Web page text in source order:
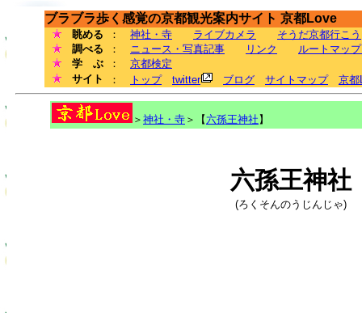
ブラブラ歩く感覚の京都観光案内サイト 京都Love
眺める ： 神社・寺 ライブカメラ
そうだ京都行こう
調べる
： ニュース・写真記事 リンク
ルートマッ
学 ぶ
： 京都検定
サイト
： トップ twitter ブログ サイトマップ 京都
＞ 神社・寺 ＞【六孫王神社 】
六孫王神社
(ろくそんのうじんじゃ)